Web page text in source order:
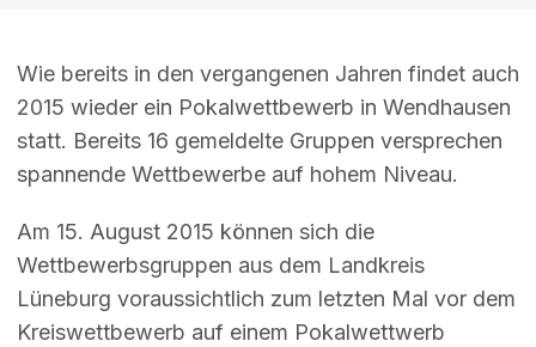
Wie bereits in den vergangenen Jahren findet auch
2015 wieder ein Pokalwettbewerb in Wendhausen
statt. Bereits 16 gemeldelte Gruppen versprechen
spannende Wettbewerbe auf hohem Niveau.
Am 15. August 2015 können sich die
Wettbewerbsgruppen aus dem Landkreis
Lüneburg voraussichtlich zum letzten Mal vor dem
Kreiswettbewerb auf einem Pokalwettwerb